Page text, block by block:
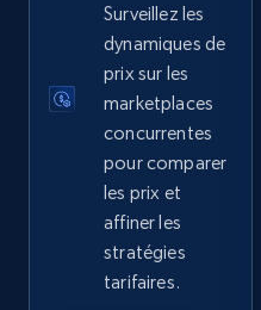
5.4K+ 667+
URL, Title, Available,
price, Final price,
5.4K+
Surveillez les
dynamiques de
prix sur les
marketplaces
concurrentes
pour comparer
les prix et
affiner les
stratégies
tarifaires.